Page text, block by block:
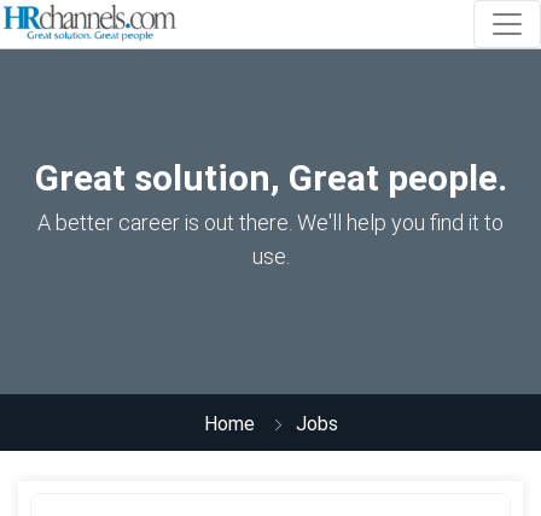
Great solution, Great people.
A better career is out there. We'll help you find it to
use.
Home Jobs